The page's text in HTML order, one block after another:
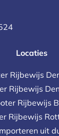
Locaties
Rijbewijs
Rijbewijs
Rijbewijs
Rijbewijs
uit